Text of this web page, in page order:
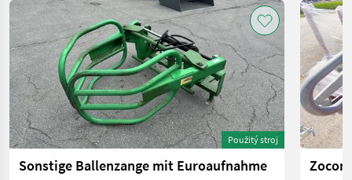
Použitý stroj
Sonstige Ballenzange mit Euroaufnahme
Zocon